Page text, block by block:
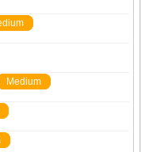
Medium